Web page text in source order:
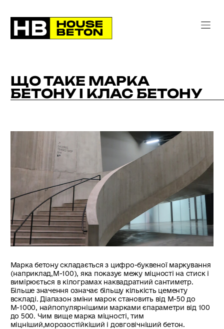
ЩО ТАКЕ МАРКА
БЕТОНУ І КЛАС БЕТОНУ
Марка бетону складається з цифро-буквеної маркування
(наприклад,М-100), яка показує межу міцності на стиск і
вимірюється в кілограмах наквадратний сантиметр.
Більше значення означає більшу кількість цементу
вскладі. Діапазон зміни марок становить від М-50 до
М-1000, найпопулярнішими марками єпараметри від 100
до 500. Чим вище марка міцності, тим
міцніший,морозостійкіший і довговічніший бетон.